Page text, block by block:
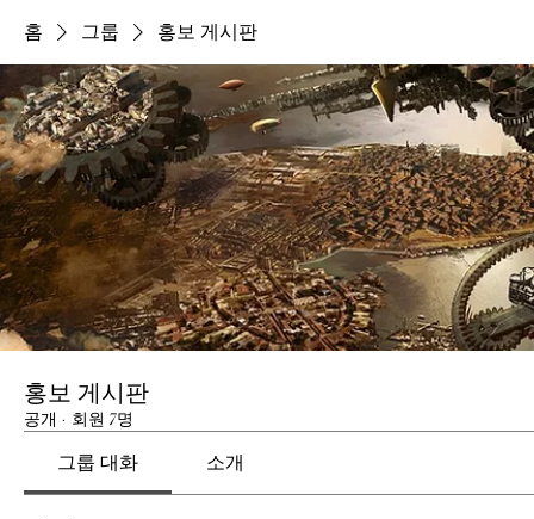
홈 그룹 홍보 게시판
홍보 게시판
공개 · 회원 7명
그룹 대화 소개